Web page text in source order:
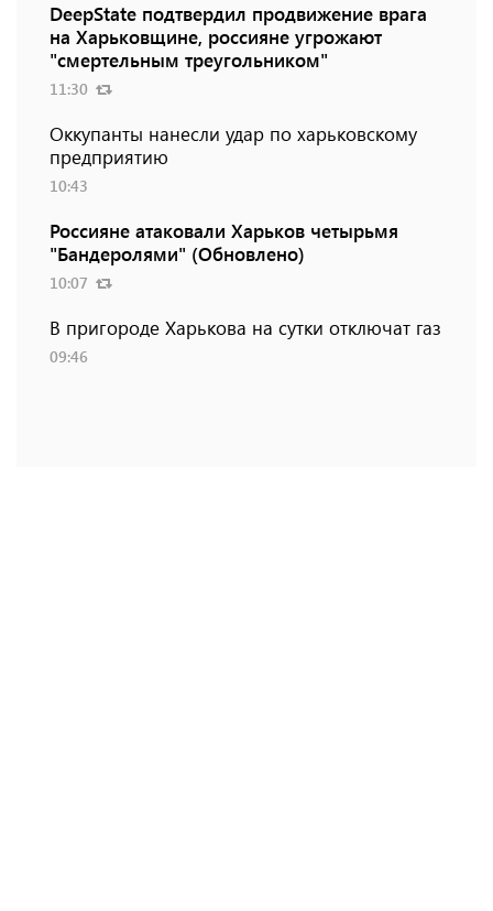
DeepState подтвердил продвижение врага
на Харьковщине, россияне угрожают
"смертельным треугольником"
11:30
Оккупанты нанесли удар по харьковскому
предприятию
10:43
Россияне атаковали Харьков четырьмя
"Бандеролями" (Обновлено)
10:07
В пригороде Харькова на сутки отключат газ
09:46